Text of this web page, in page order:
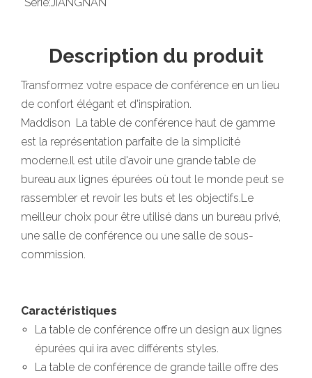
Description du produit
Transformez votre espace de conférence en un lieu
de confort élégant et d'inspiration.
Maddison La table de conférence haut de gamme
est la représentation parfaite de la simplicité
moderne.Il est utile d'avoir une grande table de
bureau aux lignes épurées où tout le monde peut se
rassembler et revoir les buts et les objectifs.Le
meilleur choix pour être utilisé dans un bureau privé,
une salle de conférence ou une salle de sous-
commission.
Caractéristiques
La table de conférence offre un design aux lignes
épurées qui ira avec différents styles.
La table de conférence de grande taille offre des